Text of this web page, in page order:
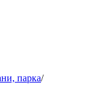
парка/